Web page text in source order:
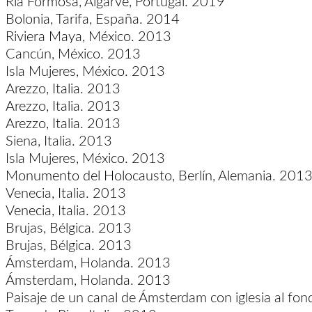
Bolonia, Tarifa, España. 2014
Riviera Maya, México. 2013
Cancún, México. 2013
Isla Mujeres, México. 2013
Arezzo, Italia. 2013
Arezzo, Italia. 2013
Arezzo, Italia. 2013
Siena, Italia. 2013
Isla Mujeres, México. 2013
Monumento del Holocausto, Berlín, Alemania. 2013
Venecia, Italia. 2013
Venecia, Italia. 2013
Brujas, Bélgica. 2013
Brujas, Bélgica. 2013
Ámsterdam, Holanda. 2013
Ámsterdam, Holanda. 2013
Paisaje de un canal de Ámsterdam con iglesia al